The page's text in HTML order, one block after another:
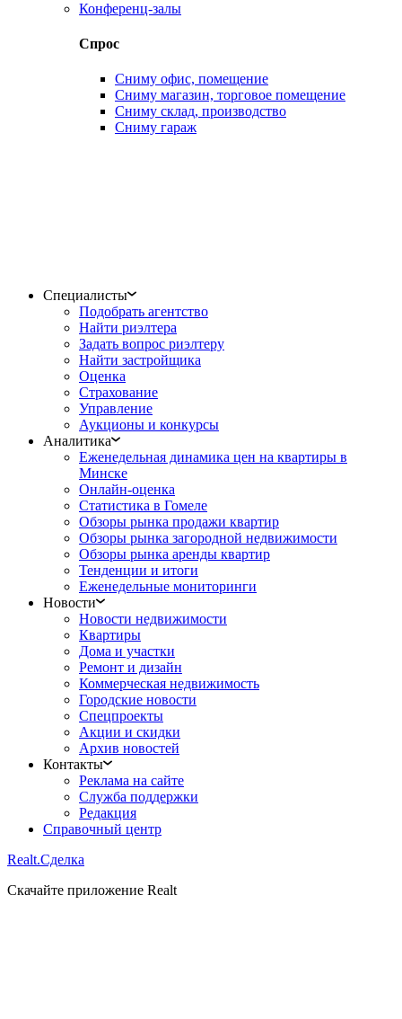
Конференц-залы
Спрос
Сниму офис, помещение
Сниму магазин, торговое помещение
Сниму склад, производство
Сниму гараж
Специалисты
Подобрать агентство
Найти риэлтера
Задать вопрос риэлтеру
Найти застройщика
Оценка
Страхование
Управление
Аукционы и конкурсы
Аналитика
Еженедельная динамика цен на квартиры в
Минске
Онлайн-оценка
Статистика в Гомеле
Обзоры рынка продажи квартир
Обзоры рынка загородной недвижимости
Обзоры рынка аренды квартир
Тенденции и итоги
Еженедельные мониторинги
Новости
Новости недвижимости
Квартиры
Дома и участки
Ремонт и дизайн
Коммерческая недвижимость
Городские новости
Спецпроекты
Акции и скидки
Архив новостей
Контакты
Реклама на сайте
Служба поддержки
Редакция
Справочный центр
Realt.Сделка
Скачайте приложение Realt